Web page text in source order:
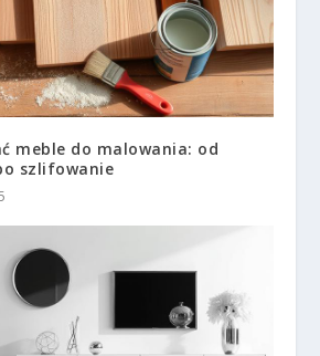
meble do malowania: od
szlifowanie